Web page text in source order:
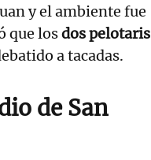
y el ambiente fue
que losdos pelotaris
a tacadas.
deSan